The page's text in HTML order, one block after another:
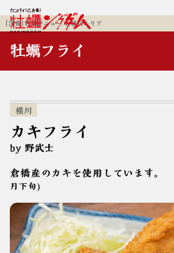
｢洋食｣牡蠣メニュー ＠横川エリア
牡蠣フライ
横川
カキフライ
by 野武士
倉橋産のカキを使用しています。
月下旬)